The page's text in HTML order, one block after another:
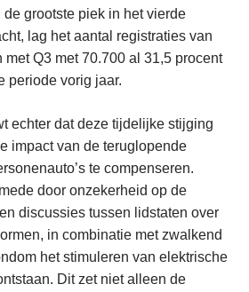
grootste piek in het vierde
lag het aantal registraties van
met Q3 met 70.700 al 31,5 procent
periode vorig jaar.
echter dat deze tijdelijke stijging
impact van de teruglopende
te compenseren.
door onzekerheid op de
discussies tussen lidstaten over
in combinatie met zwalkend
het stimuleren van elektrische
Dit zet niet alleen de